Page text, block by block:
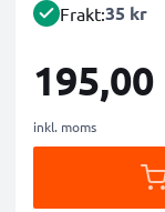
Frakt:35 kr
inkl. moms